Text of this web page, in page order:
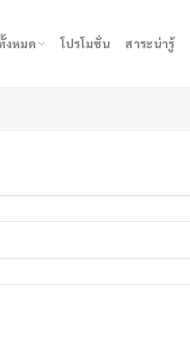
งหมด โปรโมชั่น สาระน่ารู้